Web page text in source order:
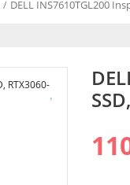
DELL INS7610TGL200